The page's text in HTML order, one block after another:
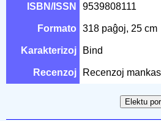
ISBN/ISSN 9539808111
Formato 318 paĝoj, 25 cm
Karakterizoj Bind
Recenzoj Recenzoj